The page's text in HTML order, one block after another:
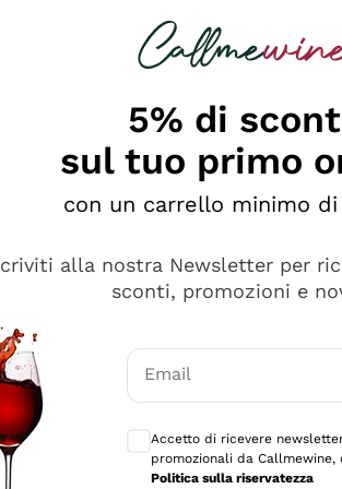
diversi e con un ampio
5% di
sul tuo primo
con un carrello minimo
alla nostra Newsletter per
sconti, promozioni e
Email
Accetto di ricevere
promozionali da
Politica sulla riservatezza